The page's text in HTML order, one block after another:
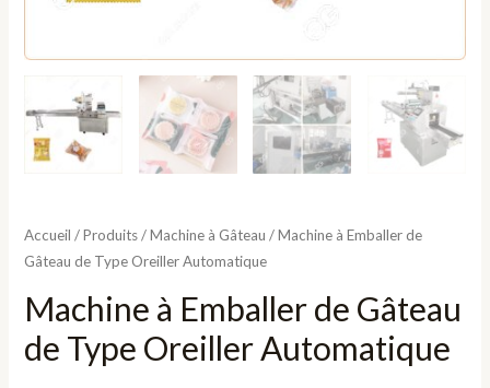
Accueil /Produits/Machine à Gâteau / Machine à Emballer de
Gâteau de Type Oreiller Automatique
Machine à Emballer de Gâteau
de Type Oreiller Automatique